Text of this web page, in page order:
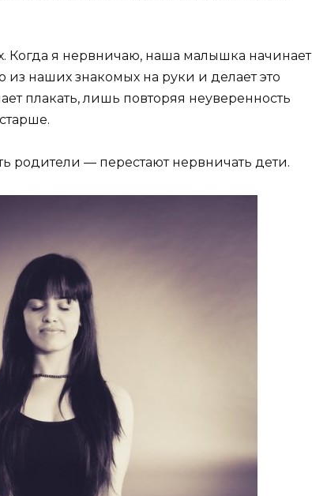
Когда я нервничаю, наша малышка начинает
из наших знакомых на руки и делает это
плакать, лишь повторяя неуверенность
родители — перестают нервничать дети.